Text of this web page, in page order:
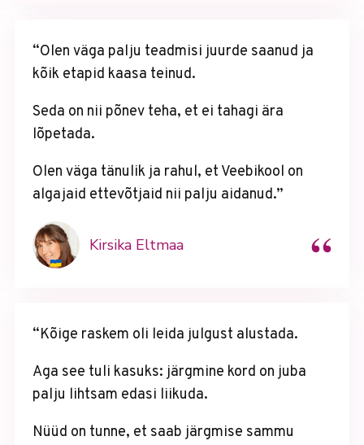
“Olen väga palju teadmisi juurde saanud ja
kõik etapid kaasa teinud.
Seda on nii põnev teha, et ei tahagi ära
lõpetada.
Olen väga tänulik ja rahul, et Veebikool on
algajaid ettevõtjaid nii palju aidanud.”
Kirsika Eltmaa “
“Kõige raskem oli leida julgust alustada.
Aga see tuli kasuks: järgmine kord on juba
palju lihtsam edasi liikuda.
Nüüd on tunne, et saab järgmise sammu